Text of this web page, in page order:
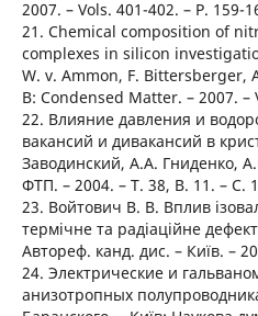
2007. – Vols. 401-402. – P. 159-
21. Chemical composition of
complexes in silicon
W. v. Ammon, F. Bittersberger,
B: Condensed Matter. – 2007. –
22. Влияние давления и
вакансий и дивакансий в
Заводинский, А.А. Гниденко,
ФТП. – 2004. – Т. 38, В. 11. – С.
23. Войтович В. В. Вплив
термічне та радіаційне
Автореф. канд. дис. – Київ. –
24. Электрические и
анизотропных